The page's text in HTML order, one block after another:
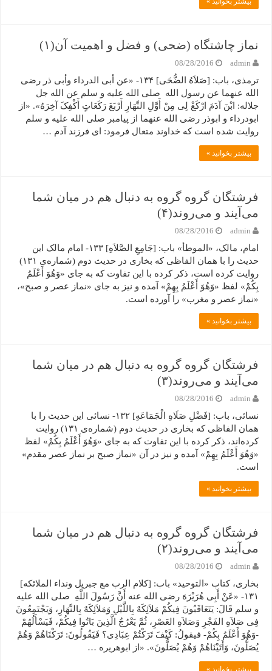
نماز چاشتگاه (ضحی) و فضل و اهمیت آن(۱)
admin
08/28/2016
ترمذی، باب: [صَلاَهُ الضُّحَى] ۱۳۴- «عن أبی الدرداء وأبی ذر رضی
الله عنهما عن رسول الله صلی الله علیه و سلم عن الله جل
جلاله: ابْنَ آدَمَ ارْکَعْ لِی مِنْ أَوَّلِ النَّهَارِ أَرْبَعَ رَکَعَاتٍ أَکْفِکَ آخِرَهُ». «از
ابودرداء و ابوذر رضی الله عنهما از پیامبر صلی الله علیه و سلم
روایت شده است که خداوند متعال فرمود: ای فرزند آدم …
بیشتر بخوانید »
فرشتگان گروه گروه به دنبال هم در میان شما
می‌آیند و می‌روند(۴)
admin
08/28/2016
امام، مالک، «الموطأ» باب: [جَامِعِ الصَّلاَهِ] ۱۳۳- امام مالک این
حدیث را با همان الفاظی که بخاری در حدیث دوم (شماره‌ی ۱۳۱)
روایت کرده است، ذکر کرده با این تفاوت که به جای «وَهُوَ أَعْلَمُ
بِکُمْ» لفظ «وَهُوَ أَعْلَمُ بِهِمْ» آمده و نیز به جای «نماز عصر و صبح»،
«نماز عصر و مغرب» را آورده است.
بیشتر بخوانید »
فرشتگان گروه گروه به دنبال هم در میان شما
می‌آیند و می‌روند(۳)
admin
08/28/2016
نسائی، باب: [فَضْلِ صَلَاهِ الْجَمَاعَهِ] ۱۳۲- نسائی این حدیث را با
همان الفاظی که بخاری در حدیث دوم (شماره‌ی ۱۳۱) روایت
کرده‌اند، ذکر کرده با این تفاوت که به جای «وَهُوَ أَعْلَمُ بِکُمْ» لفظ
«وَهُوَ أَعْلَمُ بِهِمْ» آمده و نیز در آن «نماز صبح بر نماز عصر مقدم»
است.
بیشتر بخوانید »
فرشتگان گروه گروه به دنبال هم در میان شما
می‌آیند و می‌روند(۲)
admin
08/28/2016
بخاری، کتاب «التوحید» باب: [کلام الرب مع جبریل ونداء الملائکه]
۱۳۱- «عَنْ أَبِی هُرَیْرَهَ رضی الله عنه أَنَّ رَسُولَ اللَّهِ صلی الله علیه
و سلم قَالَ: یَتَعَاقَبُونَ فِیکُمْ مَلاَئِکَهٌ بِاللَّیْلِ وَمَلاَئِکَهٌ بِالنَّهَارِ، وَیَجْتَمِعُونَ
فِی صَلاَهِ الفَجْرِ وَصَلاَهِ العَصْرِ، ثُمَّ یَعْرُجُ الَّذِینَ بَاتُوا فِیکُمْ، فَیَسْأَلُهُمْ
-وَهُوَ أَعْلَمُ بِکُمْ- فیقولُ: کَیْفَ تَرَکْتُمْ عِبَادِی؟ فَیَقُولُونَ: تَرَکْنَاهُمْ وَهُمْ
یُصَلُّونَ، وَأَتَیْنَاهُمْ وَهُمْ یُصَلُّونَ». «از ابوهریره …
بیشتر بخوانید »